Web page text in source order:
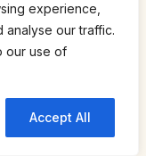
experience,
analyse our traffic.
our use of
Accept All
du